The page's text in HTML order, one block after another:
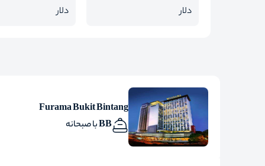
دلار
دلار
Furama Bukit Bintang
BB با صبحانه